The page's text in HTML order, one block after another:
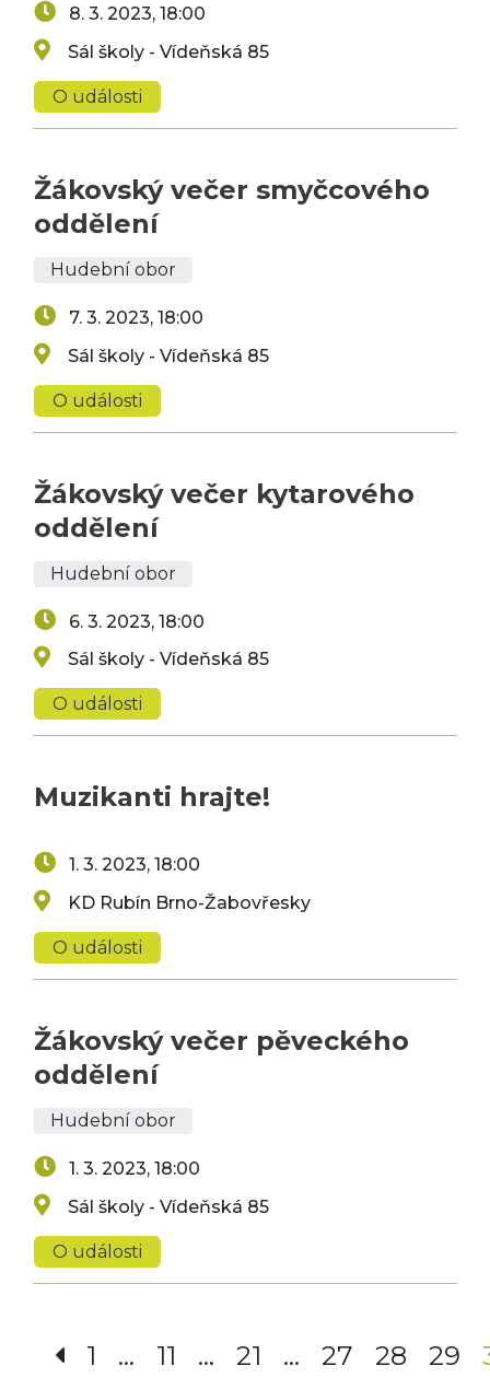
8. 3. 2023, 18:00
Sál školy - Vídeňská 85
O události
Žákovský večer smyčcového
oddělení
Hudební obor
7. 3. 2023, 18:00
Sál školy - Vídeňská 85
O události
Žákovský večer kytarového
oddělení
Hudební obor
6. 3. 2023, 18:00
Sál školy - Vídeňská 85
O události
Muzikanti hrajte!
1. 3. 2023, 18:00
KD Rubín Brno-Žabovřesky
O události
Žákovský večer pěveckého
oddělení
Hudební obor
1. 3. 2023, 18:00
Sál školy - Vídeňská 85
O události
1 … 11 … 21 … 27 28 29